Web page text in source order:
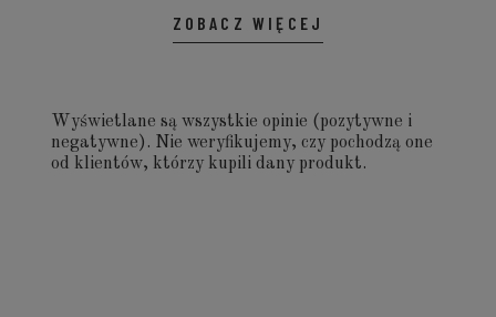
ZOBACZ WIĘCEJ
Wyświetlane są wszystkie opinie (pozytywne i
negatywne). Nie weryfikujemy, czy pochodzą one
od klientów, którzy kupili dany produkt.